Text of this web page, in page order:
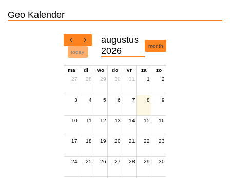
Geo Kalender
today
augustus
2026
month
ma di wo do vr za
zo
27
28 29 30 31 1 2
3 4 5 6 7 8 9
10 11 12 13 14 15 16
17 18 19 20 21 22 23
24 25 26 27 28 29 30